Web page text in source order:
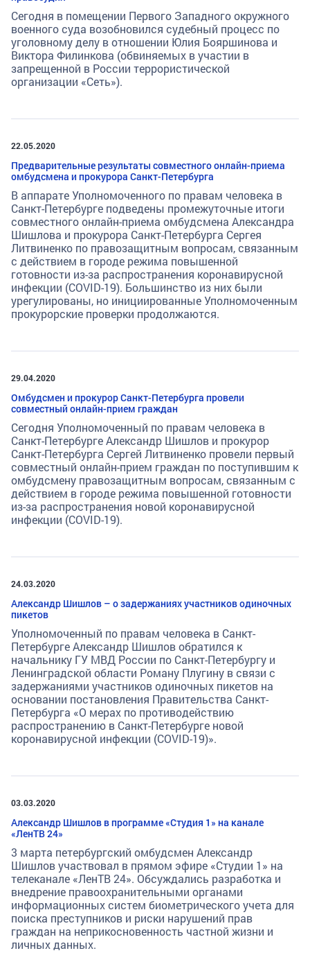
Сегодня в помещении Первого Западного окружного
военного суда возобновился судебный процесс по
уголовному делу в отношении Юлия Бояршинова и
Виктора Филинкова (обвиняемых в участии в
запрещенной в России террористической
организации «Сеть»).
22.05.2020
Предварительные результаты совместного онлайн-приема
омбудсмена и прокурора Санкт-Петербурга
В аппарате Уполномоченного по правам человека в
Санкт-Петербурге подведены промежуточные итоги
совместного онлайн-приема омбудсмена Александра
Шишлова и прокурора Санкт-Петербурга Сергея
Литвиненко по правозащитным вопросам, связанным
с действием в городе режима повышенной
готовности из-за распространения коронавирусной
инфекции (COVID-19). Большинство из них были
урегулированы, но инициированные Уполномоченным
прокурорские проверки продолжаются.
29.04.2020
Омбудсмен и прокурор Санкт-Петербурга провели
совместный онлайн-прием граждан
Сегодня Уполномоченный по правам человека в
Санкт-Петербурге Александр Шишлов и прокурор
Санкт-Петербурга Сергей Литвиненко провели первый
совместный онлайн-прием граждан по поступившим к
омбудсмену правозащитным вопросам, связанным с
действием в городе режима повышенной готовности
из-за распространения новой коронавирусной
инфекции (COVID-19).
24.03.2020
Александр Шишлов – о задержаниях участников одиночных
пикетов
Уполномоченный по правам человека в Санкт-
Петербурге Александр Шишлов обратился к
начальнику ГУ МВД России по Санкт-Петербургу и
Ленинградской области Роману Плугину в связи с
задержаниями участников одиночных пикетов на
основании постановления Правительства Санкт-
Петербурга «О мерах по противодействию
распространению в Санкт-Петербурге новой
коронавирусной инфекции (COVID-19)».
03.03.2020
Александр Шишлов в программе «Студия 1» на канале
«ЛенТВ 24»
3 марта петербургский омбудсмен Александр
Шишлов участвовал в прямом эфире «Студии 1» на
телеканале «ЛенТВ 24». Обсуждались разработка и
внедрение правоохранительными органами
информационных систем биометрического учета для
поиска преступников и риски нарушений прав
граждан на неприкосновенность частной жизни и
личных данных.